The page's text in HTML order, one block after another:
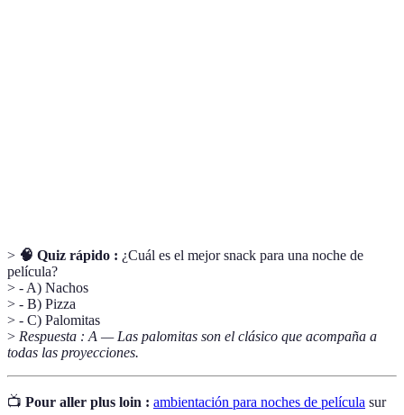
> 🧠 Quiz rápido : ¿Cuál es el mejor snack para una noche de
película?
> - A) Nachos
> - B) Pizza
> - C) Palomitas
> Respuesta : A — Las palomitas son el clásico que acompaña a
todas las proyecciones.
📺 Pour aller plus loin : ambientación para noches de película sur